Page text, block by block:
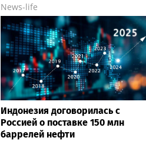
News-life
Индонезия договорилась с
Россией о поставке 150 млн
баррелей нефти